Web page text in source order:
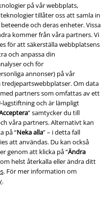
på vår webbplats,
tillåter oss att samla in
och deras enheter. Vissa
kommer från våra partners. Vi
för att säkerställa webbplatsens
och anpassa din
och för
annonser) på vår
tredjepartswebbplatser. Om data
partners som omfattas av ett
lagstiftning och är lämpligt
” samtycker du till
våra partners. Alternativt kan
på “Neka alla” – i detta fall
att användas. Du kan också
genom att klicka på “Ändra
helst återkalla eller ändra ditt
. För mer information om
.